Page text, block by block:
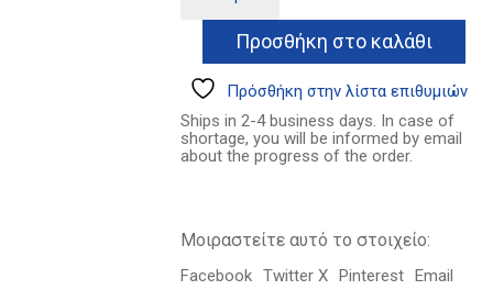
13.90€.είναι:
10.43€.
και
παγώνι
ποσότητα
Προσθήκη στο καλάθι
Πρόσθήκη στην λίστα επιθυμιών
Ships in 2-4 business days. In case of
shortage, you will be informed by email
about the progress of the order.
Μοιραστείτε αυτό το στοιχείο:
Facebook Twitter X Pinterest Email